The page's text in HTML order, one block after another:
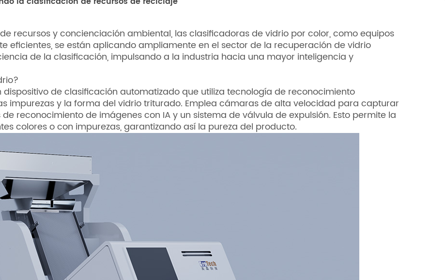
recursos y concienciación ambiental, las clasificadoras de vidrio por color, como equipos
eficientes, se están aplicando ampliamente en el sector de la recuperación de vidrio
de la clasificación, impulsando a la industria hacia una mayor inteligencia y
de clasificación automatizado que utiliza tecnología de reconocimiento
impurezas y la forma del vidrio triturado. Emplea cámaras de alta velocidad para capturar
reconocimiento de imágenes con IA y un sistema de válvula de expulsión. Esto permite la
colores o con impurezas, garantizando así la pureza del producto.